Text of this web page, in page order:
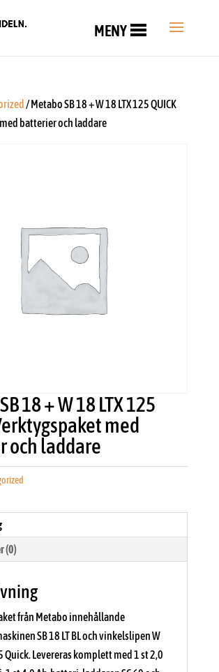
MENY
/ Metabo SB 18 + W 18 LTX 125 QUICK
batterier och laddare
18 + W 18 LTX 125
med
och laddare
(0)
från Metabo innehållande
SB 18 LT BL och vinkelslipen W
Quick. Levereras komplett med 1 st 2,0